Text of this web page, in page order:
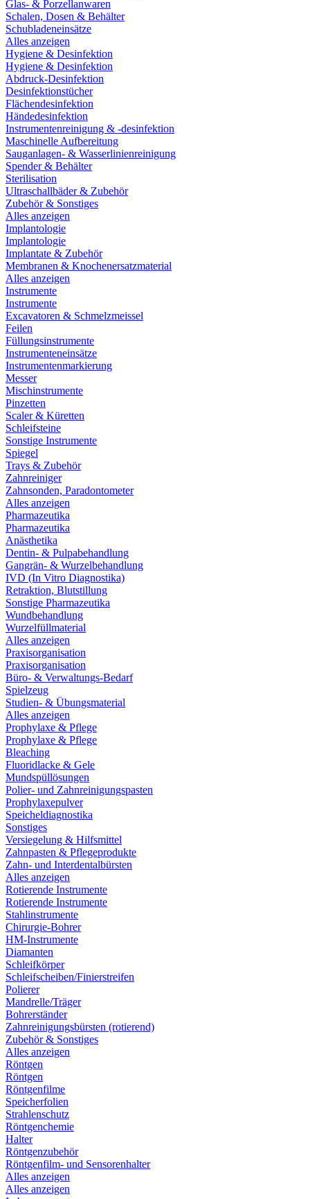
Glas- & Porzellanwaren
Schalen, Dosen & Behälter
Schubladeneinsätze
Alles anzeigen
Hygiene & Desinfektion
Hygiene & Desinfektion
Abdruck-Desinfektion
Desinfektionstücher
Flächendesinfektion
Händedesinfektion
Instrumentenreinigung & -desinfektion
Maschinelle Aufbereitung
Sauganlagen- & Wasserlinienreinigung
Spender & Behälter
Sterilisation
Ultraschallbäder & Zubehör
Zubehör & Sonstiges
Alles anzeigen
Implantologie
Implantologie
Implantate & Zubehör
Membranen & Knochenersatzmaterial
Alles anzeigen
Instrumente
Instrumente
Excavatoren & Schmelzmeissel
Feilen
Füllungsinstrumente
Instrumenteneinsätze
Instrumentenmarkierung
Messer
Mischinstrumente
Pinzetten
Scaler & Küretten
Schleifsteine
Sonstige Instrumente
Spiegel
Trays & Zubehör
Zahnreiniger
Zahnsonden, Paradontometer
Alles anzeigen
Pharmazeutika
Pharmazeutika
Anästhetika
Dentin- & Pulpabehandlung
Gangrän- & Wurzelbehandlung
IVD (In Vitro Diagnostika)
Retraktion, Blutstillung
Sonstige Pharmazeutika
Wundbehandlung
Wurzelfüllmaterial
Alles anzeigen
Praxisorganisation
Praxisorganisation
Büro- & Verwaltungs-Bedarf
Spielzeug
Studien- & Übungsmaterial
Alles anzeigen
Prophylaxe & Pflege
Prophylaxe & Pflege
Bleaching
Fluoridlacke & Gele
Mundspüllösungen
Polier- und Zahnreinigungspasten
Prophylaxepulver
Speicheldiagnostika
Sonstiges
Versiegelung & Hilfsmittel
Zahnpasten & Pflegeprodukte
Zahn- und Interdentalbürsten
Alles anzeigen
Rotierende Instrumente
Rotierende Instrumente
Stahlinstrumente
Chirurgie-Bohrer
HM-Instrumente
Diamanten
Schleifkörper
Schleifscheiben/Finierstreifen
Polierer
Mandrelle/Träger
Bohrerständer
Zahnreinigungsbürsten (rotierend)
Zubehör & Sonstiges
Alles anzeigen
Röntgen
Röntgen
Röntgenfilme
Speicherfolien
Strahlenschutz
Röntgenchemie
Halter
Röntgenzubehör
Röntgenfilm- und Sensorenhalter
Alles anzeigen
Alles anzeigen